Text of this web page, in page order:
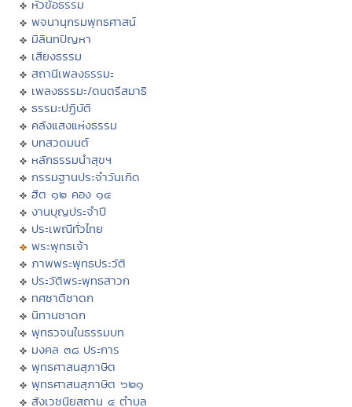
หัวข้อธรรม
พจนานุกรมพุทธศาสน์
มิลินทปัญหา
เสียงธรรม
สถานีเพลงธรรมะ
เพลงธรรมะ/ดนตรีสมาธิ
ธรรมะปฏิบัติ
คลังแสงแห่งธรรม
บทสวดมนต์
หลักธรรมนำสุขฯ
กรรมฐานประจำวันเกิด
ฮีต ๑๒ คอง ๑๔
งานบุญประจำปี
ประเพณีทั่วไทย
พระพุทธเจ้า
ภาพพระพุทธประวัติ
ประวัติพระพุทธสาวก
ทศชาติชาดก
นิทานชาดก
พุทธวจนในธรรมบท
มงคล ๓๘ ประการ
พุทธศาสนสุภาษิต
พุทธศาสนสุภาษิต ๖๒๑
สังเวชนียสถาน ๔ ตำบล